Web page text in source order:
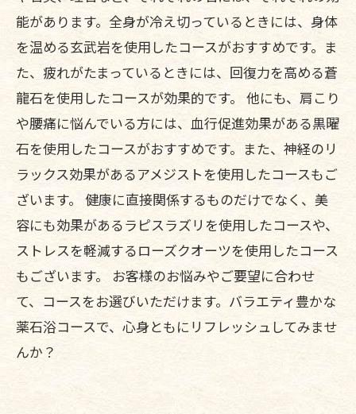
能があります。全身が冷え切っているときには、身体
を温める玄武岩を使用したコースがおすすめです。ま
た、疲れがたまっているときには、回復力を高める蒼
龍石を使用したコースが効果的です。 他にも、肩こり
や腰痛に悩んでいる方には、血行促進効果がある黒曜
石を使用したコースがおすすめです。また、神経のリ
ラックス効果があるアメジストを使用したコースもご
ざいます。 健康に直接関係するものだけでなく、美
容にも効果があるラピスラズリを使用したコースや、
ストレスを軽減するローズクオーツを使用したコース
もございます。 お客様のお悩みやご要望に合わせ
て、コースをお選びいただけます。バラエティ豊かな
薬石浴コースで、心身ともにリフレッシュしてみませ
んか？